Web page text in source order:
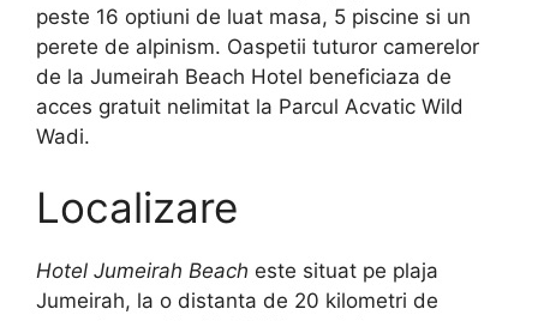
peste 16 optiuni de luat masa, 5 piscine si un
perete de alpinism. Oaspetii tuturor camerelor
de la Jumeirah Beach Hotel beneficiaza de
acces gratuit nelimitat la Parcul Acvatic Wild
Wadi.
Localizare
Hotel Jumeirah Beach este situat pe plaja
Jumeirah, la o distanta de 20 kilometri de